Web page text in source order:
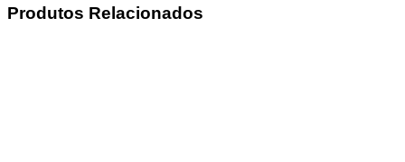
Produtos Relacionados